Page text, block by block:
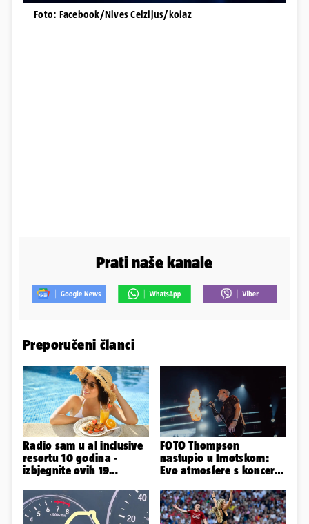
Foto: Facebook/Nives Celzijus/kolaz
Prati naše kanale
Preporučeni članci
Radio sam u al inclusive
resortu 10 godina -
izbjegnite ovih 19
odmor
FOTO Thompson
nastupio u Imotskom:
Evo atmosfere s koncerta